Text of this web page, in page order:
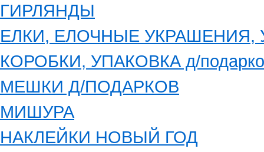
ГИРЛЯНДЫ
ЕЛКИ, ЕЛОЧНЫЕ УКРАШЕНИЯ,
КОРОБКИ, УПАКОВКА д/
МЕШКИ Д/ПОДАРКОВ
МИШУРА
НАКЛЕЙКИ НОВЫЙ ГОД